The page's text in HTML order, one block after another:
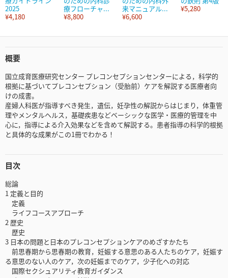
2025
¥4,180
療フローチャ...
¥8,800
来マニュアル...
¥6,600
¥5,280
概要
国立成育医療研究センター プレコンセプションセンターによる，科学的
根拠に基づいてプレコンセプション（受胎前）ケアを解説する医療者向
けの成書。
産婦人科医が指導すべき発生，遺伝，妊孕性の解説からはじまり，体重管
理やメンタルヘルス，基礎疾患などベーシックな医学・医療的管理を中
心に，指導による介入効果などを含めて解説する。患者指導の科学的根拠
と具体的な成果がこの1冊でわかる！
目次
総論
1 定義と目的
定義
ライフコースアプローチ
2 歴史
歴史
3 日本の問題と日本のプレコンセプションケアのめざすかたち
前思春期から思春期の教育，妊娠する意思のある人たちのケア，妊娠す
る意思のない人のケア，次の妊娠までのケア，少子化への対応
国際セクシュアリティ教育ガイダンス